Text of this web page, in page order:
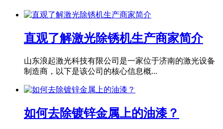
直观了解激光除锈机生产商家简介
山东浪起激光科技有限公司是一家位于济南的激光设备
制造商，以下是该公司的核心信息概...
如何去除镀锌金属上的油漆？